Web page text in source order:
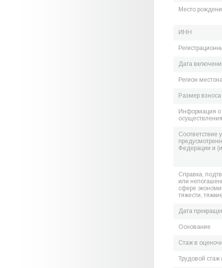
Место
ИНН
Дата
Регион
Размер
Информация о
Соответствие
Федерации и
Справка,
или
сфере
тяжести,
Дата
Основание
Стаж в
Трудовой стаж